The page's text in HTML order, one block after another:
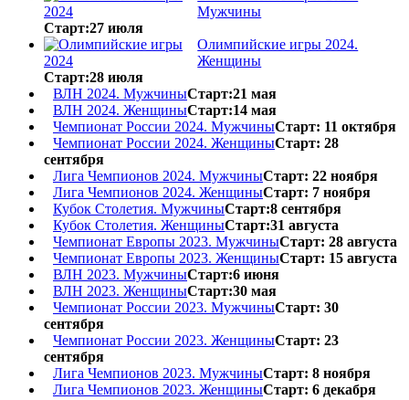
Мужчины
Старт:27 июля
Олимпийские игры 2024.
Женщины
Старт:28 июля
ВЛН 2024. МужчиныСтарт:21 мая
ВЛН 2024. ЖенщиныСтарт:14 мая
Чемпионат России 2024. МужчиныСтарт: 11 октября
Чемпионат России 2024. ЖенщиныСтарт: 28
сентября
Лига Чемпионов 2024. МужчиныСтарт: 22 ноября
Лига Чемпионов 2024. ЖенщиныСтарт: 7 ноября
Кубок Столетия. МужчиныСтарт:8 сентября
Кубок Столетия. ЖенщиныСтарт:31 августа
Чемпионат Европы 2023. МужчиныСтарт: 28 августа
Чемпионат Европы 2023. ЖенщиныСтарт: 15 августа
ВЛН 2023. МужчиныСтарт:6 июня
ВЛН 2023. ЖенщиныСтарт:30 мая
Чемпионат России 2023. МужчиныСтарт: 30
сентября
Чемпионат России 2023. ЖенщиныСтарт: 23
сентября
Лига Чемпионов 2023. МужчиныСтарт: 8 ноября
Лига Чемпионов 2023. ЖенщиныСтарт: 6 декабря